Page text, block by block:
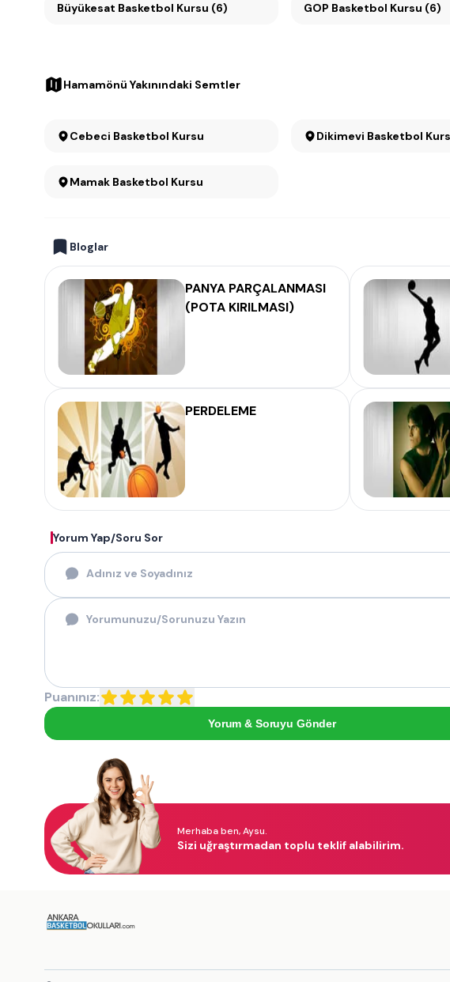
Büyükesat Basketbol Kursu (6) GOP Basketbol Kursu (6)
Hamamönü Yakınındaki Semtler
Cebeci Basketbol Kursu Dikimevi Basketbol
Mamak Basketbol Kursu
Bloglar
PANYA PARÇALANMASI
(POTA KIRILMASI)
PERDELEME
Yorum Yap/Soru Sor
Puanınız:
Yorum & Soruyu Gönder
Merhaba ben, Aysu.
Sizi uğraştırmadan toplu teklif alabilirim.